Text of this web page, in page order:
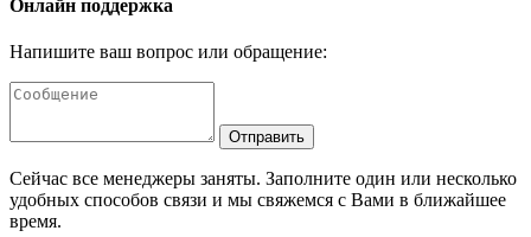
Онлайн поддержка
Напишите ваш вопрос или обращение:
Отправить
Сейчас все менеджеры заняты. Заполните один или несколько
удобных способов связи и мы свяжемся с Вами в ближайшее
время.